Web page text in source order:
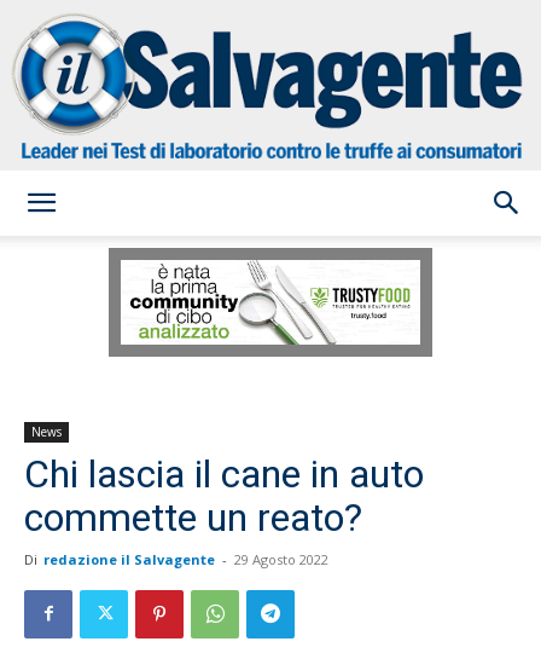
Salvagente
News
Chi lascia il cane in auto
commette un reato?
Di redazione il Salvagente - 29 Agosto 2022